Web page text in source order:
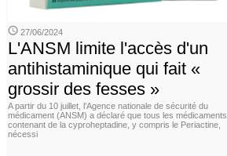
27/06/2024
L'ANSM limite l'accès d'un
antihistaminique qui fait «
grossir des fesses »
A partir du 10 juillet, l’Agence nationale de sécurité du
médicament (ANSM) a déclaré que tous les médicaments
contenant de la cyproheptadine, y compris le Periactine,
nécessi